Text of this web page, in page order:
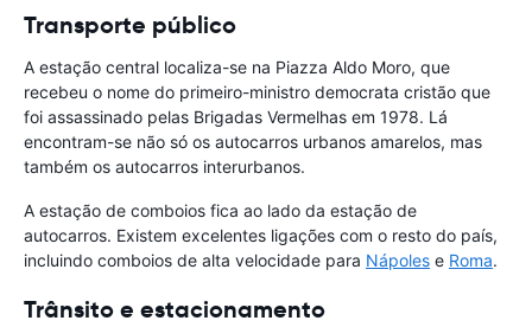
Transporte público
A estação central localiza-se na Piazza Aldo Moro, que
recebeu o nome do primeiro-ministro democrata cristão que
foi assassinado pelas Brigadas Vermelhas em 1978. Lá
encontram-se não só os autocarros urbanos amarelos, mas
também os autocarros interurbanos.
A estação de comboios fica ao lado da estação de
autocarros. Existem excelentes ligações com o resto do país,
incluindo comboios de alta velocidade para Nápoles e Roma.
Trânsito e estacionamento